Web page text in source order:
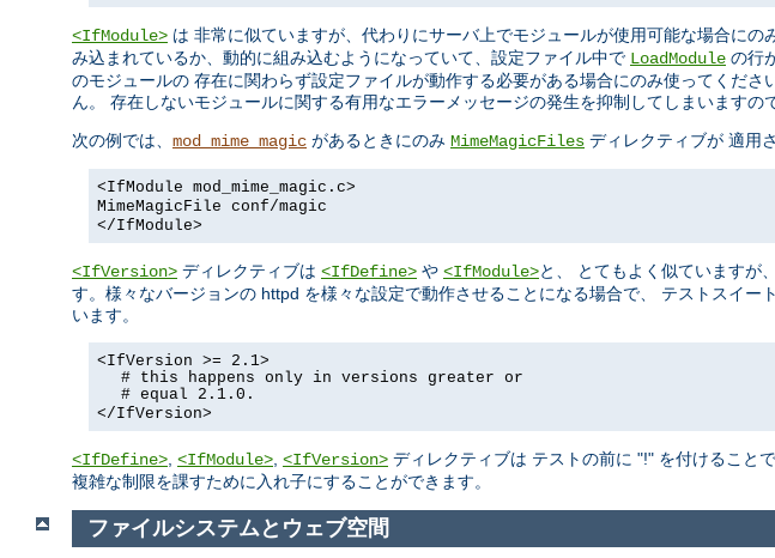
<IfModule> は 非常に似ていますが、代わりにサーバ上でモジュールが使用可能な場合に
み込まれているか、動的に組み込むようになっていて、設定ファイル中で LoadModule の行
のモジュールの 存在に関わらず設定ファイルが動作する必要がある場合にのみ使ってくだ
ん。 存在しないモジュールに関する有用なエラーメッセージの発生を抑制してしまいますので
次の例では、 mod_mime_magic があるときにのみ MimeMagicFiles ディレクティブが 適用
<IfModule mod_mime_magic.c>
MimeMagicFile conf/magic
</IfModule>
<IfVersion> ディレクティブは <IfDefine> や <IfModule>と、 とてもよく似ていますが
す。様々なバージョンの httpd を様々な設定で動作させることになる場合で、 テストスイ
います。
<IfVersion >= 2.1>
# this happens only in versions greater or
# equal 2.1.0.
</IfVersion>
<IfDefine> <IfModule> <IfVersion> ディレクティブは テストの前に "!" を付けること
複雑な制限を課すために入れ子にすることができます。
ファイルシステムとウェブ空間